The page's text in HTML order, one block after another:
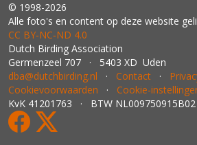
© 1998-2026
Alle foto's en content op deze website
CC BY‑NC‑ND 4.0
Dutch Birding Association
Germenzeel 707 · 5403 XD Uden
dba@dutchbirding.nl · Contact ·
Cookievoorwaarden · Cookie-
KvK 41201763 · BTW NL009750915B02